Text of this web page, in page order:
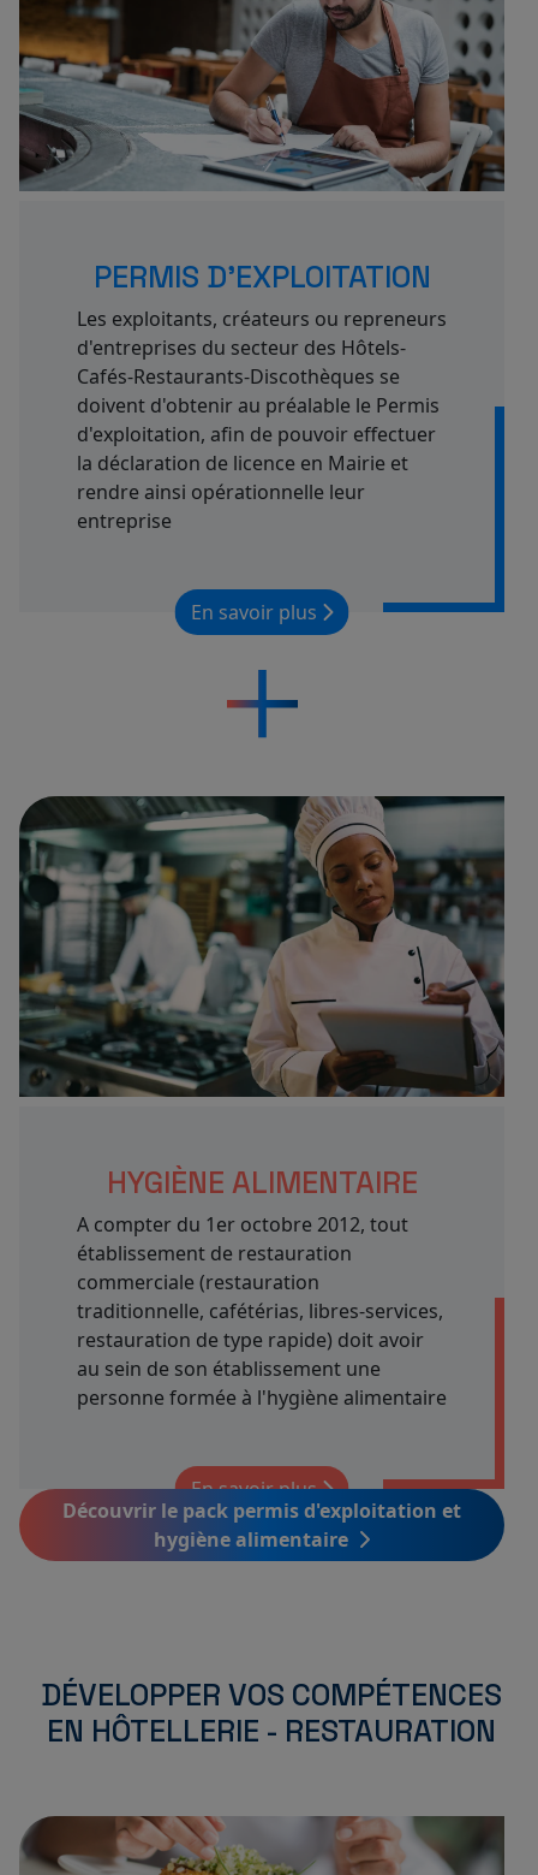
PERMIS D'EXPLOITATION
Les exploitants, créateurs ou repreneurs
d'entreprises du secteur des Hôtels-
Cafés-Restaurants-Discothèques se
doivent d'obtenir au préalable le Permis
d'exploitation, afin de pouvoir effectuer
la déclaration de licence en Mairie et
rendre ainsi opérationnelle leur
entreprise
En savoir plus
HYGIÈNE ALIMENTAIRE
A compter du 1er octobre 2012, tout
établissement de restauration
commerciale (restauration
traditionnelle, cafétérias, libres-services,
restauration de type rapide) doit avoir
au sein de son établissement une
personne formée à l'hygiène alimentaire
En savoir plus
Découvrir le pack permis d'exploitation et
hygiène alimentaire
DÉVELOPPER VOS COMPÉTENCES
EN HÔTELLERIE - RESTAURATION